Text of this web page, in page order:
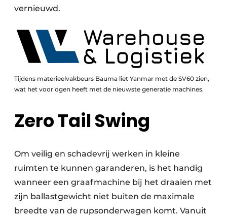
vernieuwd.
Tijdens materieelvakbeurs Bauma liet Yanmar met de SV60 zien,
wat het voor ogen heeft met de nieuwste generatie machines.
Zero Tail Swing
Om veilig en schadevrij werken in kleine
ruimten te kunnen garanderen, is het handig
wanneer een graafmachine bij het draaien met
zijn ballastgewicht niet buiten de maximale
breedte van de rupsonderwagen komt. Vanuit